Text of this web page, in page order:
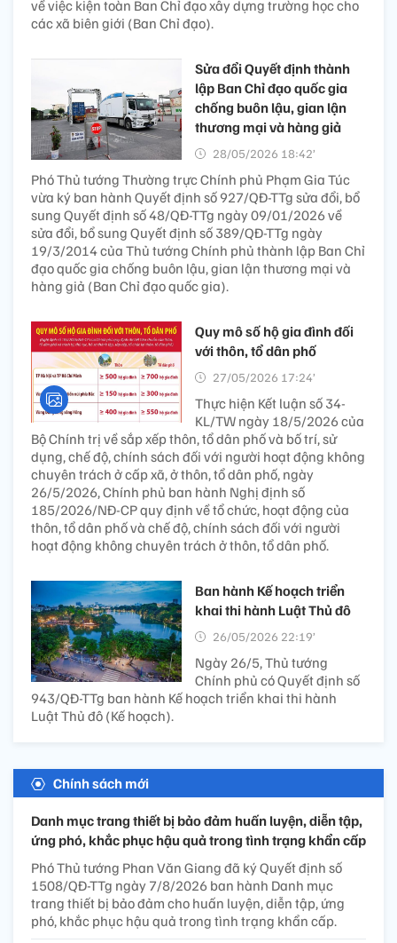
về việc kiện toàn Ban Chỉ đạo xây dựng trường học cho
các xã biên giới (Ban Chỉ đạo).
Sửa đổi Quyết định thành
lập Ban Chỉ đạo quốc gia
chống buôn lậu, gian lận
thương mại và hàng giả
28/05/2026 18:42’
Phó Thủ tướng Thường trực Chính phủ Phạm Gia Túc
vừa ký ban hành Quyết định số 927/QĐ-TTg sửa đổi, bổ
sung Quyết định số 48/QĐ-TTg ngày 09/01/2026 về
sửa đổi, bổ sung Quyết định số 389/QĐ-TTg ngày
19/3/2014 của Thủ tướng Chính phủ thành lập Ban Chỉ
đạo quốc gia chống buôn lậu, gian lận thương mại và
hàng giả (Ban Chỉ đạo quốc gia).
Quy mô số hộ gia đình đối
với thôn, tổ dân phố
27/05/2026 17:24’
Thực hiện Kết luận số 34-
KL/TW ngày 18/5/2026 của
Bộ Chính trị về sắp xếp thôn, tổ dân phố và bố trí, sử
dụng, chế độ, chính sách đối với người hoạt động không
chuyên trách ở cấp xã, ở thôn, tổ dân phố, ngày
26/5/2026, Chính phủ ban hành Nghị định số
185/2026/NĐ-CP quy định về tổ chức, hoạt động của
thôn, tổ dân phố và chế độ, chính sách đối với người
hoạt động không chuyên trách ở thôn, tổ dân phố.
Ban hành Kế hoạch triển
khai thi hành Luật Thủ đô
26/05/2026 22:19’
Ngày 26/5, Thủ tướng
Chính phủ có Quyết định số
943/QĐ-TTg ban hành Kế hoạch triển khai thi hành
Luật Thủ đô (Kế hoạch).
Chính sách mới
Danh mục trang thiết bị bảo đảm huấn luyện, diễn tập,
ứng phó, khắc phục hậu quả trong tình trạng khẩn cấp
Phó Thủ tướng Phan Văn Giang đã ký Quyết định số
1508/QĐ-TTg ngày 7/8/2026 ban hành Danh mục
trang thiết bị bảo đảm cho huấn luyện, diễn tập, ứng
phó, khắc phục hậu quả trong tình trạng khẩn cấp.